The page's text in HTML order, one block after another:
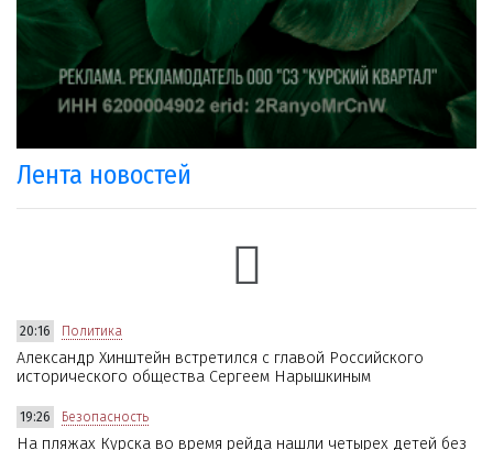
Лента новостей
20:16 Политика
Александр Хинштейн встретился с главой Российского
исторического общества Сергеем Нарышкиным
19:26 Безопасность
На пляжах Курска во время рейда нашли четырех детей без